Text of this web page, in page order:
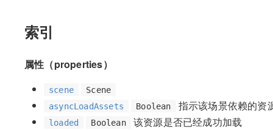
索引
属性（properties）
scene
Scene
asyncLoadAssets
Boolean 指示该场景依赖的资
loaded Boolean 该资源是否已经成功加载